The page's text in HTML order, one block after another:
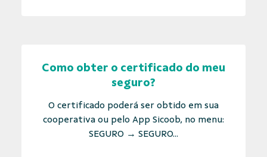
Como obter o certificado do meu
seguro?
O certificado poderá ser obtido em sua
cooperativa ou pelo App Sicoob, no menu:
SEGURO → SEGURO...